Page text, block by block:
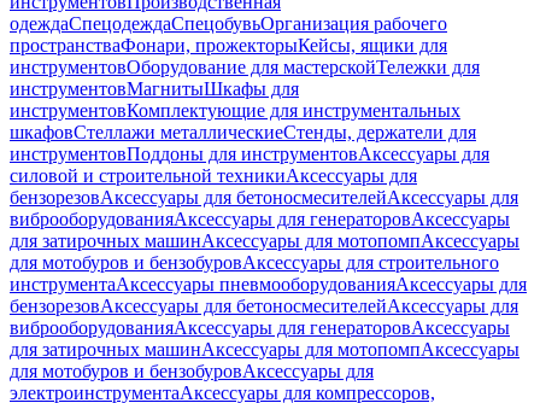
одеждаСпецодеждаСпецобувьОрганизация рабочего
пространстваФонари, прожекторыКейсы, ящики для
инструментовОборудование для мастерскойТележки для
инструментовМагнитыШкафы для
инструментовКомплектующие для инструментальных
шкафовСтеллажи металлическиеСтенды, держатели для
инструментовПоддоны для инструментовАксессуары для
силовой и строительной техникиАксессуары для
бензорезовАксессуары для бетоносмесителейАксессуары для
виброоборудованияАксессуары для генераторовАксессуары
для затирочных машинАксессуары для мотопомпАксессуары
для мотобуров и бензобуровАксессуары для строительного
инструментаАксессуары пневмооборудованияАксессуары для
бензорезовАксессуары для бетоносмесителейАксессуары для
виброоборудованияАксессуары для генераторовАксессуары
для затирочных машинАксессуары для мотопомпАксессуары
для мотобуров и бензобуровАксессуары для
электроинструментаАксессуары для компрессоров,